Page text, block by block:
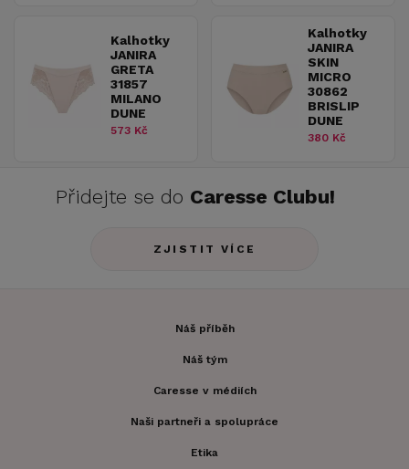
Kalhotky
JANIRA
GRETA
31857
MILANO
DUNE
573 Kč
Kalhotky
JANIRA
SKIN
MICRO
30862
BRISLIP
DUNE
380 Kč
Přidejte se do Caresse Clubu!
ZJISTIT VÍCE
Náš příběh
Náš tým
Caresse v médiích
Naši partneři a spolupráce
Etika